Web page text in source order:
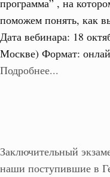
программа” , на
поможем понять, как
Дата вебинара: 18
Москве) Формат:
Подробнее...
Заключительный
наши поступившие в